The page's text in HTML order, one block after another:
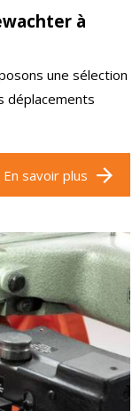
à
une sélection
déplacements
En savoir plus